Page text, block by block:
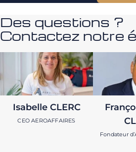
Des questions ?
Contactez notre
Isabelle CLERC
CEO AEROAFFAIRES
Fondateur